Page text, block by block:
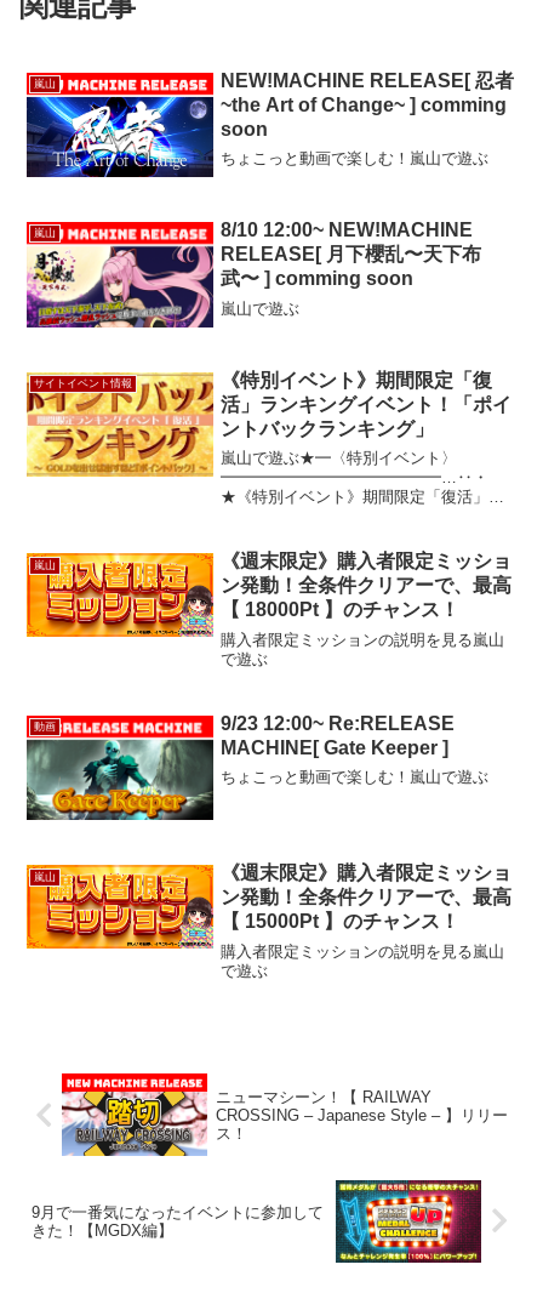
嵐山
NEW!MACHINE RELEASE[ 忍者
~the Art of Change~ ] comming
soon
ちょこっと動画で楽しむ！嵐山で遊ぶ
嵐山
8/10 12:00~ NEW!MACHINE
RELEASE[ 月下櫻乱〜天下布
武〜 ] comming soon
嵐山で遊ぶ
サイトイベント情報
《特別イベント》期間限定「復
活」ランキングイベント！「ポイ
ントバックランキング」
嵐山で遊ぶ★━〈特別イベント〉
━━━━━━━━━━━━━━…‥・
★《特別イベント》期間限定「復活」ラ
トバックがアップ！+
‥‥‥‥‥‥‥‥‥‥‥‥‥‥‥‥‥‥
‥‥‥‥‥‥...
嵐山
《週末限定》購入者限定ミッショ
ン発動！全条件クリアーで、最高
【 18000Pt 】のチャンス！
購入者限定ミッションの説明を見る嵐山
で遊ぶ
動画
9/23 12:00~ Re:RELEASE
MACHINE[ Gate Keeper ]
ちょこっと動画で楽しむ！嵐山で遊ぶ
嵐山
《週末限定》購入者限定ミッショ
ン発動！全条件クリアーで、最高
【 15000Pt 】のチャンス！
購入者限定ミッションの説明を見る嵐山
で遊ぶ
ニューマシーン！【 RAILWAY
CROSSING – Japanese Style – 】リリー
ス！
9月で一番気になったイベントに参加して
きた！【MGDX編】